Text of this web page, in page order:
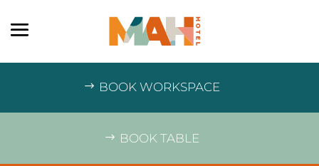
BOOK WORKSPACE
BOOK TABLE